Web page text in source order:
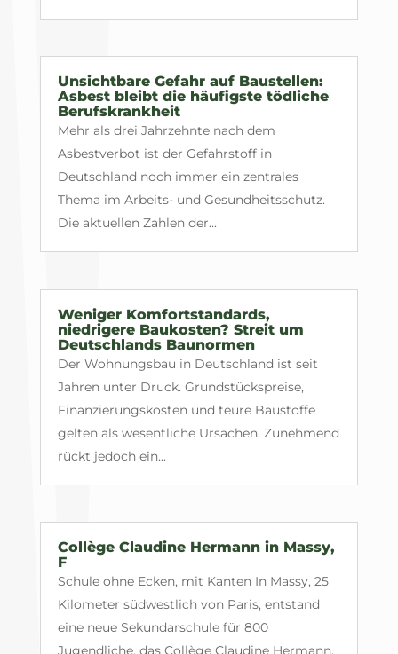
Unsichtbare Gefahr auf Baustellen:
Asbest bleibt die häufigste tödliche
Berufskrankheit
Mehr als drei Jahrzehnte nach dem
Asbestverbot ist der Gefahrstoff in
Deutschland noch immer ein zentrales
Thema im Arbeits- und Gesundheitsschutz.
Die aktuellen Zahlen der...
Weniger Komfortstandards,
niedrigere Baukosten? Streit um
Deutschlands Baunormen
Der Wohnungsbau in Deutschland ist seit
Jahren unter Druck. Grundstückspreise,
Finanzierungskosten und teure Baustoffe
gelten als wesentliche Ursachen. Zunehmend
rückt jedoch ein...
Collège Claudine Hermann in Massy,
F
Schule ohne Ecken, mit Kanten In Massy, 25
Kilometer südwestlich von Paris, entstand
eine neue Sekundarschule für 800
Jugendliche, das Collège Claudine Hermann.